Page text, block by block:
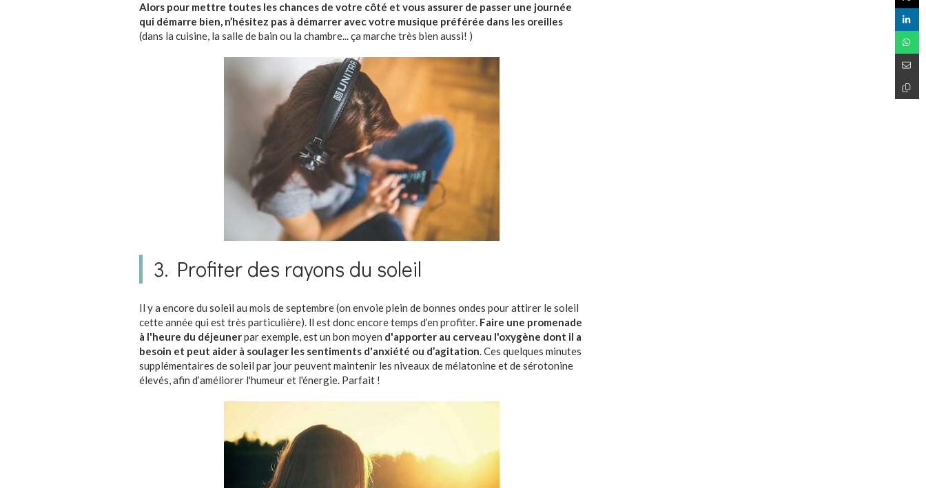
Alors pour mettre toutes les chances de votre côté et vous assurer de passer une journée
qui démarre bien, n’hésitez pas à démarrer avec votre musique préférée dans les oreilles
(dans la cuisine, la salle de bain ou la chambre... ça marche très bien aussi! )
3. Profiter des rayons du soleil
Il y a encore du soleil au mois de septembre (on envoie plein de bonnes ondes pour attirer le soleil
cette année qui est très particulière). ll est donc encore temps d’en profiter. Faire une promenade
à l'heure du déjeunerpar exemple, est un bon moyen d'apporter au cerveau l'oxygène dont il a
besoin et peut aider à soulager les sentiments d'anxiété ou d’agitation. Ces quelques minutes
supplémentaires de soleil par jour peuvent maintenir les niveaux de mélatonine et de sérotonine
élevés, afin d’améliorer l'humeur et l'énergie. Parfait !